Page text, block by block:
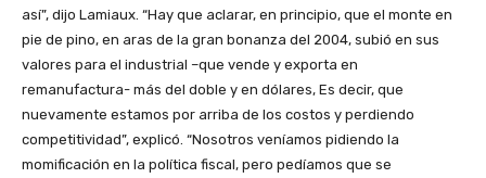
así”, dijo Lamiaux. “Hay que aclarar, en principio, que el monte en
pie de pino, en aras de la gran bonanza del 2004, subió en sus
valores para el industrial –que vende y exporta en
remanufactura- más del doble y en dólares, Es decir, que
nuevamente estamos por arriba de los costos y perdiendo
competitividad”, explicó. “Nosotros veníamos pidiendo la
momificación en la política fiscal, pero pedíamos que se